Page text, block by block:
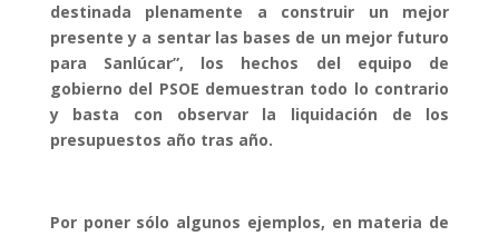
destinada plenamente a construir un mejor
presente y a sentar las bases de un mejor futuro
para Sanlúcar”, los hechos del equipo de
gobierno del PSOE demuestran todo lo contrario
y basta con observar la liquidación de los
presupuestos año tras año.
Por poner sólo algunos ejemplos, en materia de